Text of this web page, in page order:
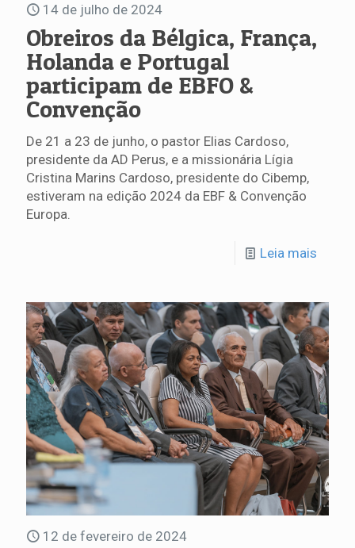
14 de julho de 2024
Obreiros da Bélgica, França,
Holanda e Portugal
participam de EBFO &
Convenção
De 21 a 23 de junho, o pastor Elias Cardoso,
presidente da AD Perus, e a missionária Lígia
Cristina Marins Cardoso, presidente do Cibemp,
estiveram na edição 2024 da EBF & Convenção
Europa.
Leia mais
12 de fevereiro de 2024